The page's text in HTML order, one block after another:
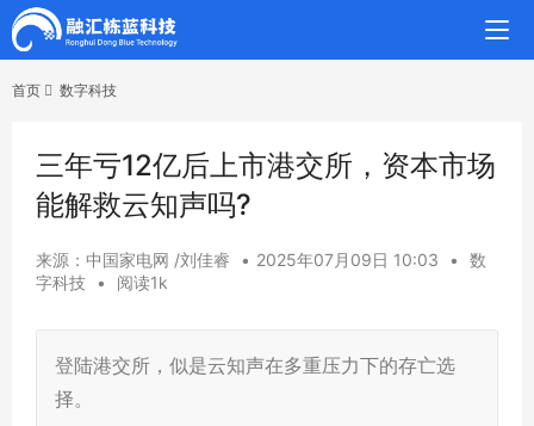
首页 数字科技
三年亏12亿后上市港交所，资本市场
能解救云知声吗?
来源：中国家电网 /刘佳睿 • 2025年07月09日 10:03 •
数
字科技
• 阅读1k
登陆港交所，似是云知声在多重压力下的存亡选
择。